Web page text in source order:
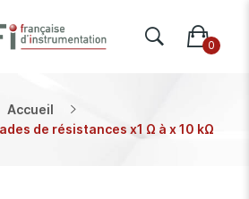
Accueil
de résistances x1 Ω à x 10 kΩ